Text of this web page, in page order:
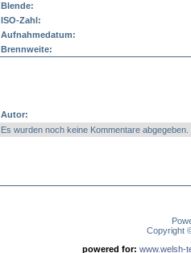
Blende:
ISO-Zahl:
Aufnahmedatum:
Brennweite:
Autor:
Es wurden noch keine Kommentare abgegeben.
Copyright
powered for: www.welsh-